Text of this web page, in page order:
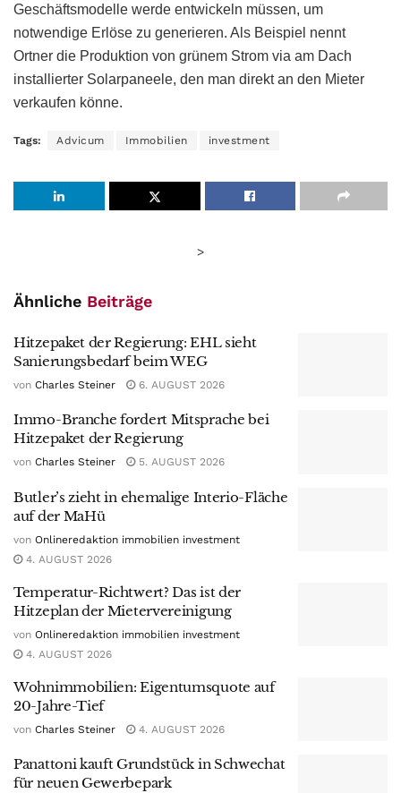
Geschäftsmodelle werde entwickeln müssen, um
notwendige Erlöse zu generieren. Als Beispiel nennt
Ortner die Produktion von grünem Strom via am Dach
installierter Solarpaneele, den man direkt an den Mieter
verkaufen könne.
Tags: Advicum Immobilien investment
>
Ähnliche Beiträge
Hitzepaket der Regierung: EHL sieht
Sanierungsbedarf beim WEG
von Charles Steiner 6. AUGUST 2026
Immo-Branche fordert Mitsprache bei
Hitzepaket der Regierung
von Charles Steiner 5. AUGUST 2026
Butler’s zieht in ehemalige Interio-Fläche
auf der MaHü
von Onlineredaktion immobilien investment
4. AUGUST 2026
Temperatur-Richtwert? Das ist der
Hitzeplan der Mietervereinigung
von Onlineredaktion immobilien investment
4. AUGUST 2026
Wohnimmobilien: Eigentumsquote auf
20-Jahre-Tief
von Charles Steiner 4. AUGUST 2026
Panattoni kauft Grundstück in Schwechat
für neuen Gewerbepark